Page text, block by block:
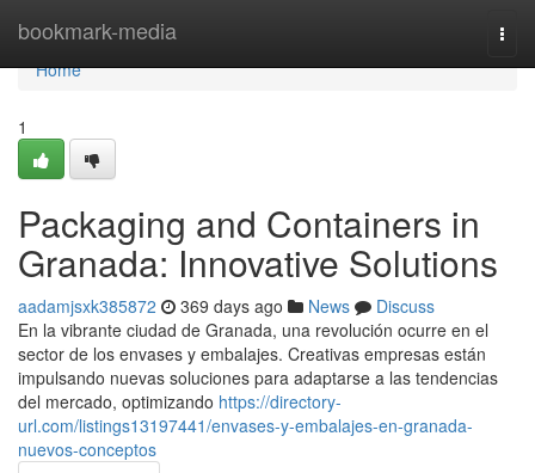
bookmark-media
Home
Home
1
Packaging and Containers in
Granada: Innovative Solutions
aadamjsxk385872 369 days ago News
Discuss
En la vibrante ciudad de Granada, una revolución ocurre en el
sector de los envases y embalajes. Creativas empresas están
impulsando nuevas soluciones para adaptarse a las tendencias
del mercado, optimizando https://directory-
url.com/listings13197441/envases-y-embalajes-en-granada-
nuevos-conceptos